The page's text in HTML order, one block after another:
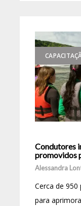
Condutores
promovidos
Alessandra
Cerca de
para